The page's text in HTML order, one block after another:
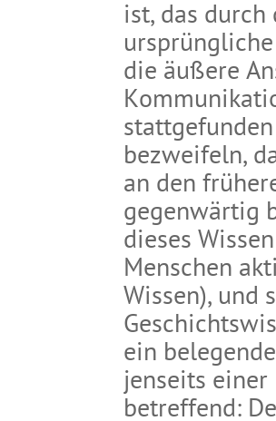
ist, das
die äußere
bezweifeln,
an den
gegenwärtig
dieses
Menschen
Wissen), und
ein
jenseits
betreffend: